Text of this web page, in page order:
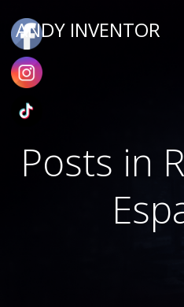
ANDY INVENTOR
Posts in